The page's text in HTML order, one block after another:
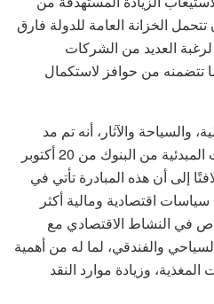
الخزانة العامة للدولة فارق
العديد من الشركات
تتضمنه من حوافز لاستكمال
والسياحة والآثار، أنه تم مد
فترة تلقي الطلبات والموافقات المبدئية من البنوك من 20 أكتوبر
لافتًا إلى أن هذه المبادرة تأتي في
اقتصادية ومالية أكثر
في النشاط الاقتصادي مع
والفندقي، لما له من أهمية
وزيادة موارد النقد